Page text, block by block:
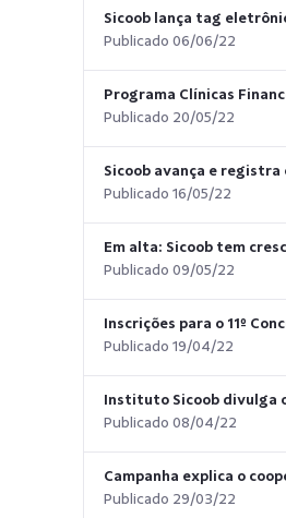
Sicoob lança tag
Publicado 06/06/22
Programa Clínicas
Publicado 20/05/22
Sicoob avança e
Publicado 16/05/22
Em alta: Sicoob tem
Publicado 09/05/22
Inscrições para o 11º
Publicado 19/04/22
Instituto Sicoob divulga
Publicado 08/04/22
Campanha explica o
Publicado 29/03/22